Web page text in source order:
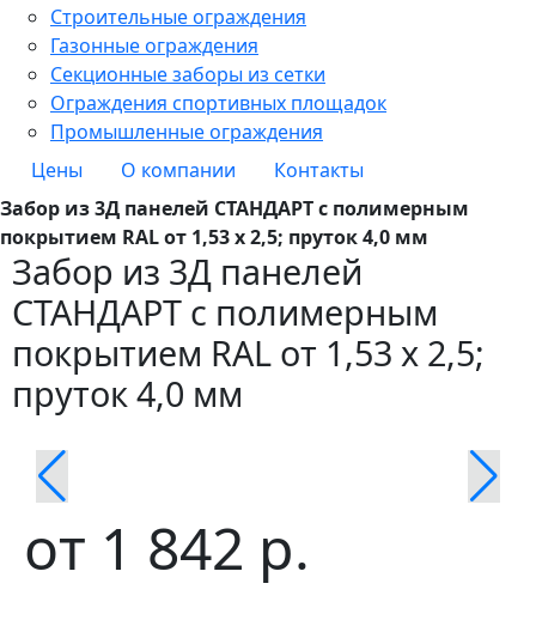
Строительные ограждения
Газонные ограждения
Секционные заборы из сетки
Ограждения спортивных площадок
Промышленные ограждения
Цены
О компании
Контакты
Забор из 3Д панелей СТАНДАРТ с полимерным
покрытием RAL от 1,53 х 2,5; пруток 4,0 мм
Забор из 3Д панелей
СТАНДАРТ с полимерным
покрытием RAL от 1,53 х 2,5;
пруток 4,0 мм
от 1 842 р.